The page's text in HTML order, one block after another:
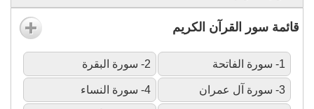
قائمة سور القرآن الكريم
1- سورة الفاتحة 2- سورة البقرة
3- سورة آل عمران 4- سورة النساء